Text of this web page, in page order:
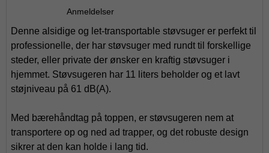
Anmeldelser
Denne alsidige og let-transportable støvsuger er perfekt til
professionelle, der har støvsuger med rundt til forskellige
steder, eller private der ønsker en kraftig støvsuger i
hjemmet. Støvsugeren har 11 liters beholder og et lavt
støjniveau på 61 dB(A).
Med bærehåndtag på toppen, er støvsugeren nem at
transportere op og ned ad trapper, og det robuste design
sikrer at den kan holde i lang tid.